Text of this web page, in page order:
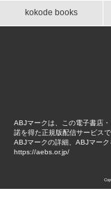
kokode books
ABJマークは、この電子書店
諾を得た正規版配信サービス
ABJマークの詳細、ABJマーク
https://aebs.or.jp/